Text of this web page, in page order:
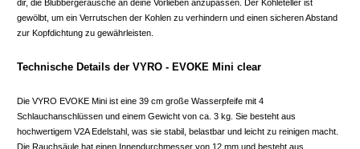
dir, die Blubbergeräusche an deine Vorlieben anzupassen. Der Kohleteller ist
gewölbt, um ein Verrutschen der Kohlen zu verhindern und einen sicheren Abstand
zur Kopfdichtung zu gewährleisten.
Technische Details der VYRO - EVOKE Mini clear
Die VYRO EVOKE Mini ist eine 39 cm große Wasserpfeife mit 4
Schlauchanschlüssen und einem Gewicht von ca. 3 kg. Sie besteht aus
hochwertigem V2A Edelstahl, was sie stabil, belastbar und leicht zu reinigen macht.
Die Rauchsäule hat einen Innendurchmesser von 12 mm und besteht aus